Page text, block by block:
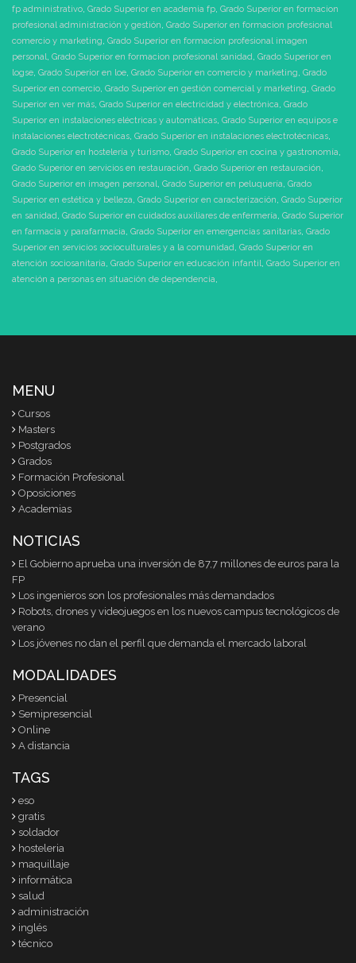
fp administrativo, Grado Superior en academia fp, Grado Superior en formacion
profesional administración y gestión, Grado Superior en formacion profesional
comercio y marketing, Grado Superior en formacion profesional imagen
personal, Grado Superior en formacion profesional sanidad, Grado Superior en
logse, Grado Superior en loe, Grado Superior en comercio y marketing, Grado
Superior en comercio, Grado Superior en gestión comercial y marketing, Grado
Superior en ver más, Grado Superior en electricidad y electrónica, Grado
Superior en instalaciones eléctricas y automáticas, Grado Superior en equipos e
instalaciones electrotécnicas, Grado Superior en instalaciones electrotécnicas,
Grado Superior en hostelería y turismo, Grado Superior en cocina y gastronomía,
Grado Superior en servicios en restauración, Grado Superior en restauración,
Grado Superior en imagen personal, Grado Superior en peluquería, Grado
Superior en estética y belleza, Grado Superior en caracterización, Grado Superior
en sanidad, Grado Superior en cuidados auxiliares de enfermería, Grado Superior
en farmacia y parafarmacia, Grado Superior en emergencias sanitarias, Grado
Superior en servicios socioculturales y a la comunidad, Grado Superior en
atención sociosanitaria, Grado Superior en educación infantil, Grado Superior en
atención a personas en situación de dependencia,
MENU
Cursos
Masters
Postgrados
Grados
Formación Profesional
Oposiciones
Academias
NOTICIAS
El Gobierno aprueba una inversión de 87,7 millones de euros para la
FP
Los ingenieros son los profesionales más demandados
Robots, drones y videojuegos en los nuevos campus tecnológicos de
verano
Los jóvenes no dan el perfil que demanda el mercado laboral
MODALIDADES
Presencial
Semipresencial
Online
A distancia
TAGS
eso
gratis
soldador
hosteleria
maquillaje
informática
salud
administración
inglés
técnico